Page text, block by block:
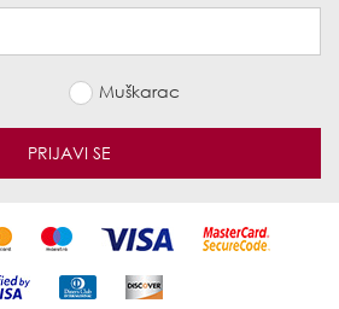
Muškarac
PRIJAVI SE